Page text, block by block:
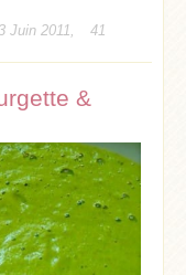
3 Juin 2011, 41
&